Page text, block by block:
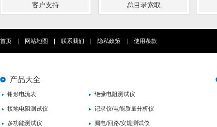
客户支持 总目录索取
首页 | 网站地图 | 联系我们 | 隐私政策 | 使用条款
产品大全
钳形电流表 绝缘电阻测试仪
接地电阻测试仪 记录仪/电能质量分析仪
多功能测试仪 漏电/回路/安规测试仪